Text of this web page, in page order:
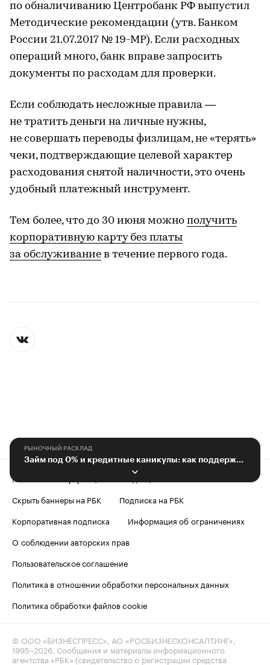
по обналичиванию Центробанк РФ выпустил
Методические рекомендации (утв. Банком
России 21.07.2017 № 19-МР). Если расходных
операций много, банк вправе запросить
документы по расходам для проверки.
Если соблюдать несложные правила —
не тратить деньги на личные нужны,
не совершать переводы физлицам, не «терять»
чеки, подтверждающие целевой характер
расходования снятой наличности, это очень
удобный платежный инструмент.
Тем более, что до 30 июня можно получить
корпоративную карту без платы
за обслуживание в течение первого года.
РЫНОЧНЫЙ РАСКЛАД
Займ под 0% и кредитные каникулы: как поддерживают МСП на Кубани
Контактная информация
Скрыть баннеры на РБК
Подписка на РБК
Корпоративная подписка
Информация об ограничениях
О соблюдении авторских прав
Пользовательское соглашение
Политика в отношении обработки персональных данных
Политика обработки файлов cookie
© ООО «БИЗНЕСПРЕСС», АО «РОСБИЗНЕСКОНСАЛТИНГ»,
1995–2026. Сообщения и материалы информационного
агентства «РБК» (свидетельство о регистрации средства